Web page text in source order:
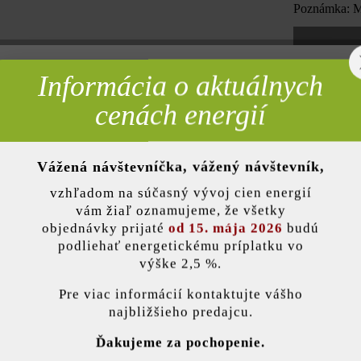
Poznámka:
Pridať
Opis produktu
skratka pre šírku múra cca 24 cm) ponúka veľa možností
výšok. Na tejto stránke vám prezentujeme bosovanú verziu –
svojím vzhľadom priblíži k prírodnému kameňu. Mimoriadne
voľnej väzbe predstavuje aj vo forme vysokého záhradného múrika
používa súbory cookie, aby vám ponúkla najlepšiu možnú funkčnosť...
Informácia o aktuálnych
cenách energií
Vážená návštevníčka, vážený návštevník,
vzhľadom na súčasný vývoj cien energií
vám žiaľ oznamujeme, že všetky
objednávky prijaté od 15. mája 2026 budú
podliehať energetickému príplatku vo
výške 2,5 %.
Pre viac informácií kontaktujte vášho
najbližšieho predajcu.
Ďakujeme za pochopenie.